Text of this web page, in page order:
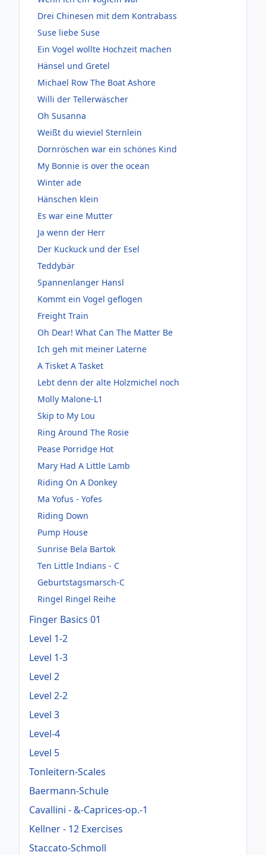
Drei Chinesen mit dem Kontrabass
Suse liebe Suse
Ein Vogel wollte Hochzeit machen
Hänsel und Gretel
Michael Row The Boat Ashore
Willi der Tellerwäscher
Oh Susanna
Weißt du wieviel Sternlein
Dornröschen war ein schönes Kind
My Bonnie is over the ocean
Winter ade
Hänschen klein
Es war eine Mutter
Ja wenn der Herr
Der Kuckuck und der Esel
Teddybär
Spannenlanger Hansl
Kommt ein Vogel geflogen
Freight Train
Oh Dear! What Can The Matter Be
Ich geh mit meiner Laterne
A Tisket A Tasket
Lebt denn der alte Holzmichel noch
Molly Malone-L1
Skip to My Lou
Ring Around The Rosie
Pease Porridge Hot
Mary Had A Little Lamb
Riding On A Donkey
Ma Yofus - Yofes
Riding Down
Pump House
Sunrise Bela Bartok
Ten Little Indians - C
Geburtstagsmarsch-C
Ringel Ringel Reihe
Finger Basics 01
Level 1-2
Level 1-3
Level 2
Level 2-2
Level 3
Level-4
Level 5
Tonleitern-Scales
Baermann-Schule
Cavallini - &-Caprices-op.-1
Kellner - 12 Exercises
Staccato-Schmoll